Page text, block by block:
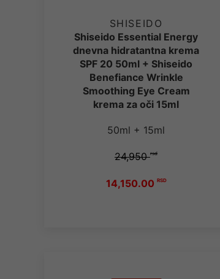
SHISEIDO
Shiseido Essential Energy
dnevna hidratantna krema
SPF 20 50ml + Shiseido
Benefiance Wrinkle
Smoothing Eye Cream
krema za oči 15ml
50ml + 15ml
24,950rsd
14,150.00 RSD